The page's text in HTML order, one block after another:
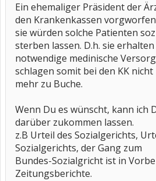
Ein ehemaliger Präsident der
den Krankenkassen
sie würden solche Patienten
sterben lassen. D.h. sie erhalten
notwendige medinische
schlagen somit bei den KK nicht
mehr zu Buche.
Wenn Du es wünscht, kann ich
darüber zukommen lassen.
z.B Urteil des Sozialgerichts,
Sozialgerichts, der Gang zum
Bundes-Sozialgricht ist in
Zeitungsberichte.